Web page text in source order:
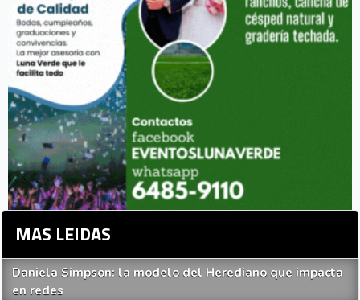
MAS LEIDAS
Daniela Simpson: la modelo del Herediano que impacta
en redes